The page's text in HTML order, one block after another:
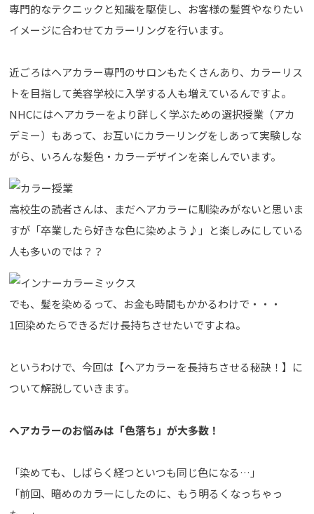
専門的なテクニックと知識を駆使し、お客様の髪質やなりたい
イメージに合わせてカラーリングを行います。
近ごろはヘアカラー専門のサロンもたくさんあり、カラーリス
トを目指して美容学校に入学する人も増えているんですよ。
NHCにはヘアカラーをより詳しく学ぶための選択授業（アカ
デミー）もあって、お互いにカラーリングをしあって実験しな
がら、いろんな髪色・カラーデザインを楽しんでいます。
高校生の読者さんは、まだヘアカラーに馴染みがないと思いま
すが「卒業したら好きな色に染めよう♪」と楽しみにしている
人も多いのでは？？
でも、髪を染めるって、お金も時間もかかるわけで・・・
1回染めたらできるだけ長持ちさせたいですよね。
というわけで、今回は【ヘアカラーを長持ちさせる秘訣！】に
ついて解説していきます。
ヘアカラーのお悩みは「色落ち」が大多数！
「染めても、しばらく経つといつも同じ色になる…」
「前回、暗めのカラーにしたのに、もう明るくなっちゃっ